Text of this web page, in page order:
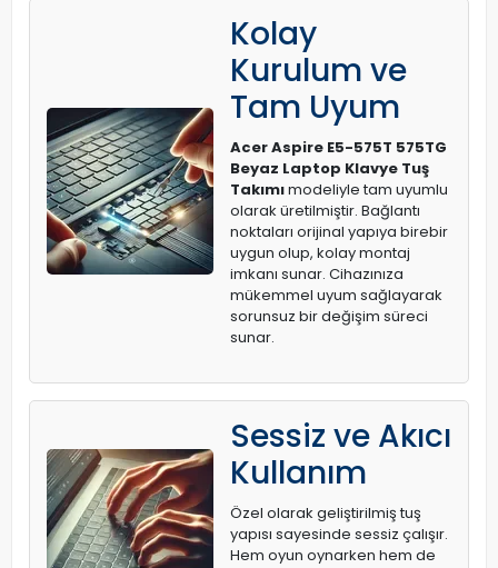
Kolay
Kurulum ve
Tam Uyum
Acer Aspire E5-575T 575TG
Beyaz Laptop Klavye Tuş
Takımımodeliyle tam uyumlu
olarak üretilmiştir. Bağlantı
noktaları orijinal yapıya birebir
uygun olup, kolay montaj
imkanı sunar. Cihazınıza
mükemmel uyum sağlayarak
sorunsuz bir değişim süreci
sunar.
Sessiz ve Akıcı
Kullanım
Özel olarak geliştirilmiş tuş
yapısı sayesinde sessiz çalışır.
Hem oyun oynarken hem de